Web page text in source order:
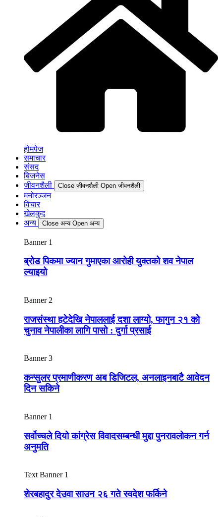
होमपेज
समाचार
संसद
बिजनेस
जीवनशैली
Close जीवनशैली Open जीवनशैली
मनोरञ्जन
विचार
खेलकुद
अन्य
Close अन्य Open अन्य
Banner 1
ब्रोड पिकमा ज्यान गुमाएका आरोही युक्तको शव नेपाल
ल्याइयो
Banner 2
राजसंस्था हटेदेखि नेपाललाई दशा लाग्यो, फागुन २१ को
चुनाव नेपालीका लागि पासो : दुर्गा प्रसाई
Banner 3
कन्सुलर प्रमाणीकरण अब डिजिटल, अनलाइनबाटै आवेदन
दिन सकिने
Banner 1
सर्वोच्चले दियो कांग्रेस विवादसम्बन्धी मुद्दा पुनरावलोकन गर्न
अनुमति
Text Banner 1
शेरबहादुर देउवा साउन २६ गते स्वदेश फर्किने